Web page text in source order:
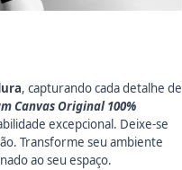
, capturando cada detalhe de
Canvas Original 100%
excepcional. Deixe-se
Transforme seu ambiente
ao seu espaço.